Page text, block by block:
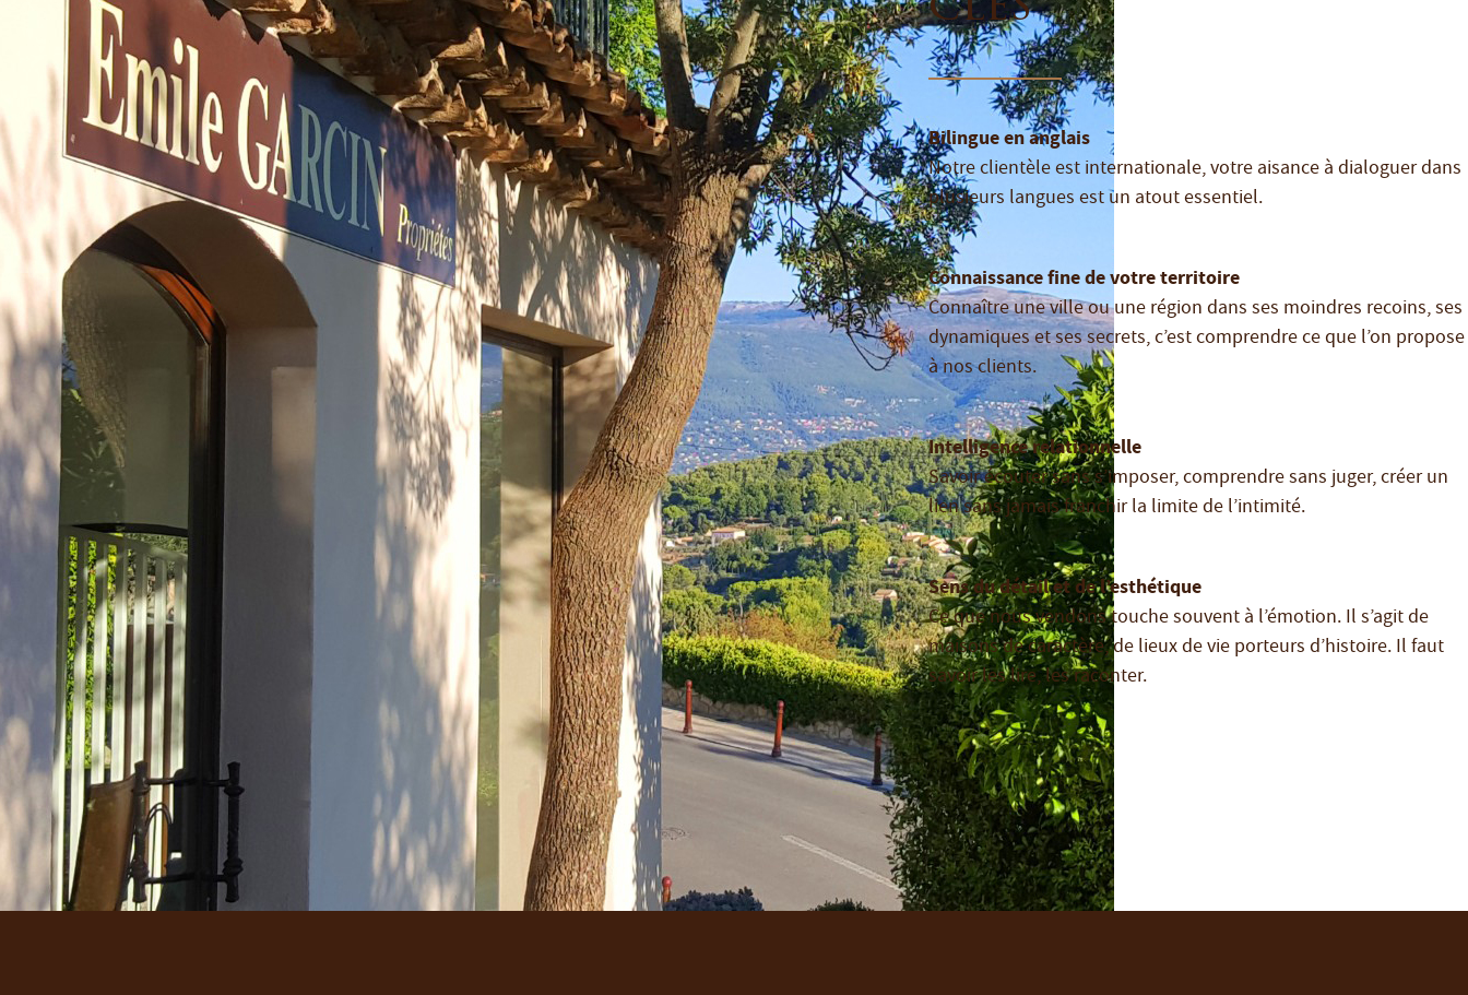
Bilingue en anglais
Notre clientèle est internationale, votre aisance à dialoguer dans
plusieurs langues est un atout essentiel.
Connaissance fine de votre territoire
Connaître une ville ou une région dans ses moindres recoins, ses
dynamiques et ses secrets, c’est comprendre ce que l’on propose
à nos clients.
Intelligence relationnelle
Savoir écouter sans s’imposer, comprendre sans juger, créer un
lien sans jamais franchir la limite de l’intimité.
Sens du détail et de l’esthétique
Ce que nous vendons touche souvent à l’émotion. Il s’agit de
maisons de caractère, de lieux de vie porteurs d’histoire. Il faut
savoir les lire, les raconter.